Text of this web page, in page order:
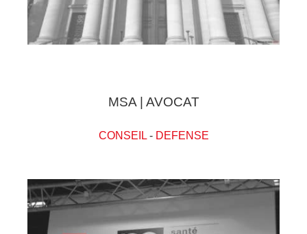
MSA | AVOCAT
CONSEIL- DEFENSE